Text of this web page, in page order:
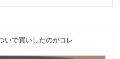
いで買いしたのがコレ